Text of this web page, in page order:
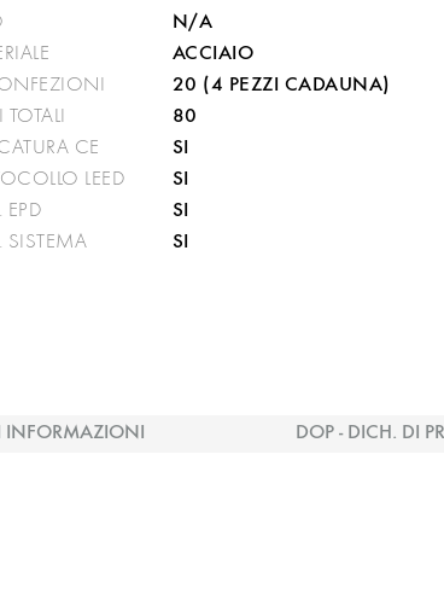
N/A
ACCIAIO
20 (4 PEZZI CADAUNA)
TOTALI 80
CE SI
LEED SI
EPD SI
SISTEMA SI
INFORMAZIONI DOP - DICH. DI